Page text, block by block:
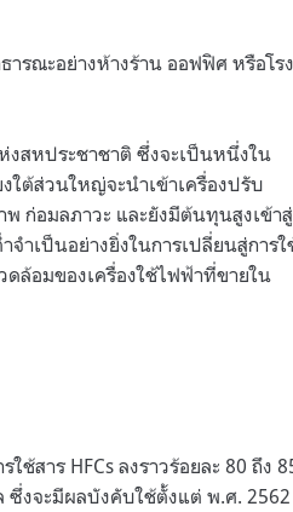
รณะอย่างห้างร้าน ออฟฟิศ หรือโรง
งสหประชาชาติ ซึ่งจะเป็นหนึ่งใน
ใต้ส่วนใหญ่จะนำเข้าเครื่องปรับ
ก่อมลภาวะ และยังมีต้นทุนสูงเข้าสู่
ำเป็นอย่างยิ่งในการเปลี่ยนสู่การใ
ล้อมของเครื่องใช้ไฟฟ้าที่ขายใน
ใช้สาร HFCs ลงราวร้อยละ 80 ถึง
ซึ่งจะมีผลบังคับใช้ตั้งแต่ พ.ศ. 2562